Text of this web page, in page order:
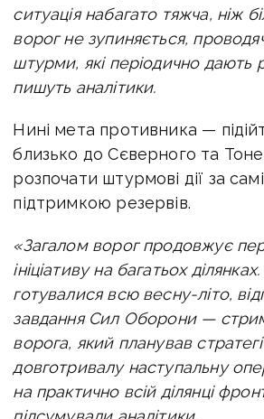
ситуація набагато тяжча, ніж
ворог не зупиняється,
штурми, які періодично дають
пишуть аналітики.
Нині мета противника —
близько до Сєверного та
розпочати штурмові дії за
підтримкою резервів.
«Загалом ворог продовжує
ініціативу на багатьох
готувалися всю весну-літо,
завдання Сил Оборони —
ворога, який планував
довготривалу наступальну
на практично всій ділянці